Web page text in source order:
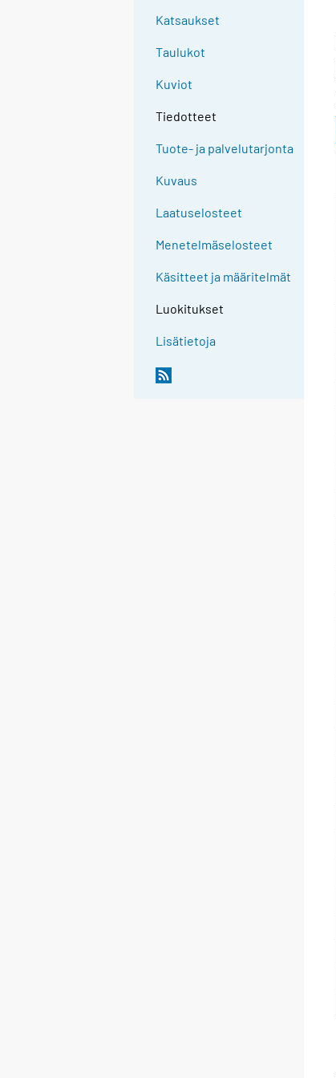
Katsaukset
Taulukot
Kuviot
Tiedotteet
Tuote- ja palvelutarjonta
Kuvaus
Laatuselosteet
Menetelmäselosteet
Käsitteet ja määritelmät
Luokitukset
Lisätietoja